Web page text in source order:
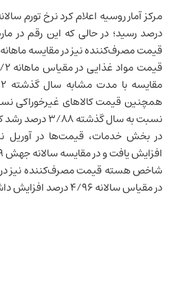
مرکز آمارروسیه
قیمت مصرف‌کننده نیز در مقایسه ماهانه ۰/۱۴ درصد افزایش یافت.
نسبت به سال گذشته ۳/۸۸ درصد رشد کرد.
افزایش یافت و در مقایسه سالانه جهش ۹/۹ درصدی را ثبت کرد.
در مقیاس سالانه ۴/۹۶ درصد افزایش داشت.